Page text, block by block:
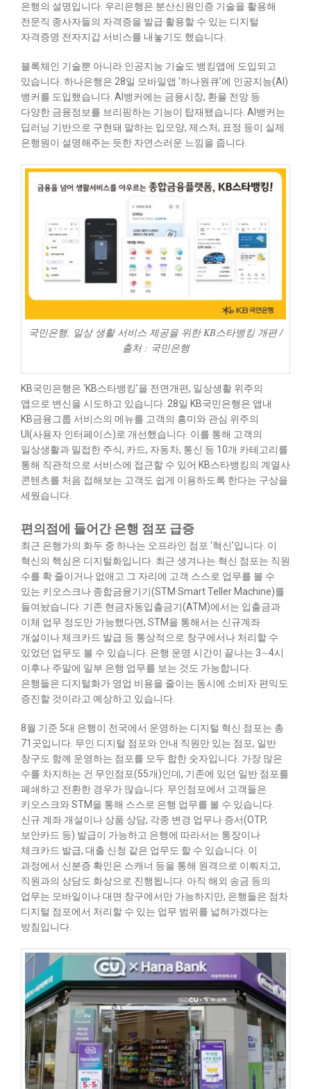
은행의 설명입니다. 우리은행은 분산신원인증 기술을 활용해
전문직 종사자들의 자격증을 발급·활용할 수 있는 디지털
자격증명 전자지갑 서비스를 내놓기도 했습니다.
블록체인 기술뿐 아니라 인공지능 기술도 뱅킹앱에 도입되고
있습니다. 하나은행은 28일 모바일앱 ‘하나원큐’에 인공지능(AI)
뱅커를 도입했습니다. AI뱅커에는 금융시장, 환율 전망 등
다양한 금융정보를 브리핑하는 기능이 탑재됐습니다. AI뱅커는
딥러닝 기반으로 구현돼 말하는 입모양, 제스처, 표정 등이 실제
은행원이 설명해주는 듯한 자연스러운 느낌을 줍니다.
국민은행, 일상 생활 서비스 제공을 위한 KB스타뱅킹 개편 /
출처 : 국민은행
KB국민은행은 ‘KB스타뱅킹’을 전면개편, 일상생활 위주의
앱으로 변신을 시도하고 있습니다. 28일 KB국민은행은 앱내
KB금융그룹 서비스의 메뉴를 고객의 흥미와 관심 위주의
UI(사용자 인터페이스)로 개선했습니다. 이를 통해 고객의
일상생활과 밀접한 주식, 카드, 자동차, 통신 등 10개 카테고리를
통해 직관적으로 서비스에 접근할 수 있어 KB스타뱅킹의 계열사
콘텐츠를 처음 접해보는 고객도 쉽게 이용하도록 한다는 구상을
세웠습니다.
편의점에 들어간 은행 점포 급증
최근 은행가의 화두 중 하나는 오프라인 점포 ‘혁신’입니다. 이
혁신의 핵심은 디지털화입니다. 최근 생겨나는 혁신 점포는 직원
수를 확 줄이거나 없애고 그 자리에 고객 스스로 업무를 볼 수
있는 키오스크나 종합금융기기(STM·Smart Teller Machine)를
들여놨습니다. 기존 현금자동입출금기(ATM)에서는 입출금과
이체 업무 정도만 가능했다면, STM을 통해서는 신규계좌
개설이나 체크카드 발급 등 통상적으로 창구에서나 처리할 수
있었던 업무도 볼 수 있습니다. 은행 운영 시간이 끝나는 3∼4시
이후나 주말에 일부 은행 업무를 보는 것도 가능합니다.
은행들은 디지털화가 영업 비용을 줄이는 동시에 소비자 편익도
증진할 것이라고 예상하고 있습니다.
8월 기준 5대 은행이 전국에서 운영하는 디지털 혁신 점포는 총
71곳입니다. 무인 디지털 점포와 안내 직원만 있는 점포, 일반
창구도 함께 운영하는 점포를 모두 합한 숫자입니다. 가장 많은
수를 차지하는 건 무인점포(55개)인데, 기존에 있던 일반 점포를
폐쇄하고 전환한 경우가 많습니다. 무인점포에서 고객들은
키오스크와 STM을 통해 스스로 은행 업무를 볼 수 있습니다.
신규 계좌 개설이나 상품 상담, 각종 변경 업무나 증서(OTP,
보안카드 등) 발급이 가능하고 은행에 따라서는 통장이나
체크카드 발급, 대출 신청 같은 업무도 할 수 있습니다. 이
과정에서 신분증 확인은 스캐너 등을 통해 원격으로 이뤄지고,
직원과의 상담도 화상으로 진행됩니다. 아직 해외 송금 등의
업무는 모바일이나 대면 창구에서만 가능하지만, 은행들은 점차
디지털 점포에서 처리할 수 있는 업무 범위를 넓혀가겠다는
방침입니다.